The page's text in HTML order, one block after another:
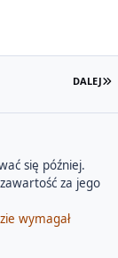
DALEJ
się później.
za jego
wymagał